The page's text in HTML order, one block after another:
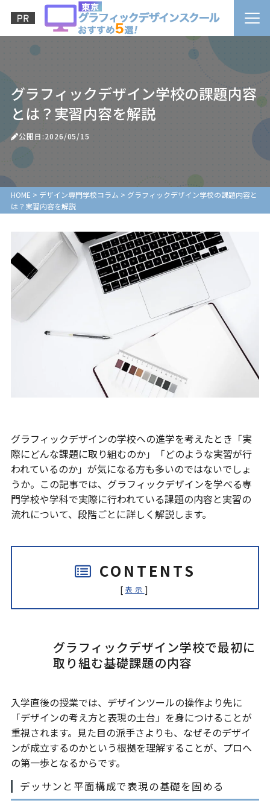
グラフィックデザイン学校の課題内容
とは？実習内容を解説
公開日:2026/05/15
HOME > デザイン専門学校コラム > グラフィックデザイン学校の課題内容と
は？実習内容を解説
グラフィックデザインの学校への進学を考えたとき「実
際にどんな課題に取り組むのか」「どのような実習が行
われているのか」が気になる方も多いのではないでしょ
うか。この記事では、グラフィックデザインを学べる専
門学校や学科で実際に行われている課題の内容と実習の
流れについて、段階ごとに詳しく解説します。
CONTENTS
[ 表示 ]
グラフィックデザイン学校で最初に
取り組む基礎課題の内容
入学直後の授業では、デザインツールの操作より先に
「デザインの考え方と表現の土台」を身につけることが
重視されます。見た目の派手さよりも、なぜそのデザイ
ンが成立するのかという根拠を理解することが、プロへ
の第一歩となるからです。
デッサンと平面構成で表現の基礎を固める